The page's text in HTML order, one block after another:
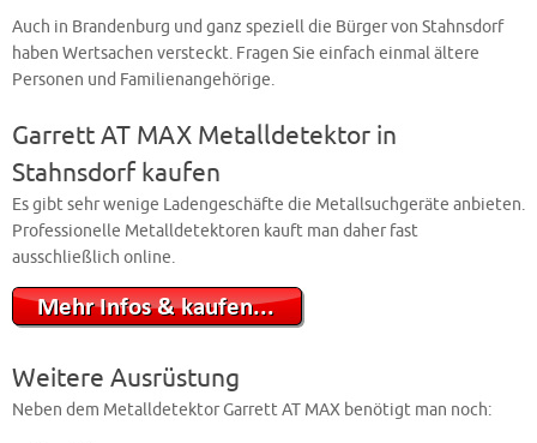
Auch in Brandenburg und ganz speziell die Bürger von Stahnsdorf
haben Wertsachen versteckt. Fragen Sie einfach einmal ältere
Personen und Familienangehörige.
Garrett AT MAX Metalldetektor in
Stahnsdorf kaufen
Es gibt sehr wenige Ladengeschäfte die Metallsuchgeräte anbieten.
Professionelle Metalldetektoren kauft man daher fast
ausschließlich online.
Weitere Ausrüstung
Neben dem Metalldetektor Garrett AT MAX benötigt man noch: